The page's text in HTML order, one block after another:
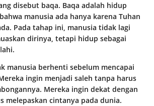
disebut baqa. Baqa adalah hidup
manusia ada hanya karena Tuhan
Pada tahap ini, manusia tidak lagi
dirinya, tetapi hidup sebagai
manusia berhenti sebelum mencapai
ingin menjadi saleh tanpa harus
Mereka ingin dekat dengan
melepaskan cintanya pada dunia.